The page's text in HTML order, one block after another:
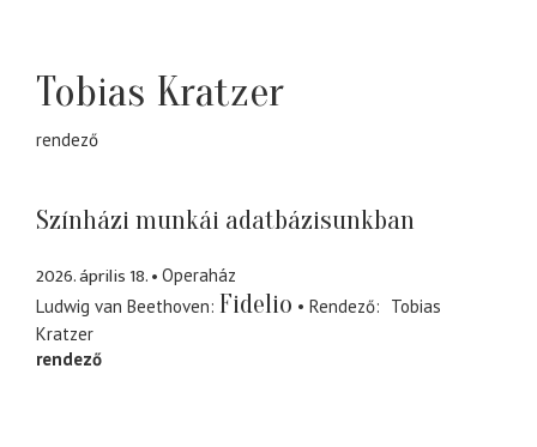
Tobias Kratzer
rendező
Színházi munkái adatbázisunkban
2026. április 18.
Operaház
Ludwig van Beethoven Fidelio Rendező
Tobias
Kratzer
rendező